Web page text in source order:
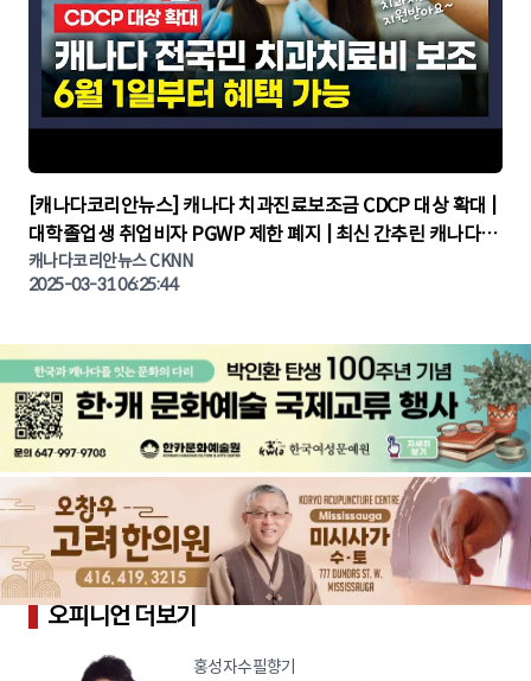
▶
[캐나다코리안뉴스] 캐나다 치과진료보조금 CDCP 대상 확대 |
대학졸업생 취업비자 PGWP 제한 폐지 | 최신 간추린 캐나다뉴
스 | CKNNEWS | 캐나다뉴스 | 토론토뉴스
캐나다코리안뉴스 CKNN
2025-03-31 06:25:44
오피니언 더보기
홍성자수필향기